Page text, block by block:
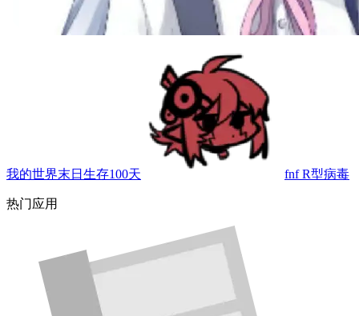
我的世界末日生存100天 fnf R型病毒
热门应用